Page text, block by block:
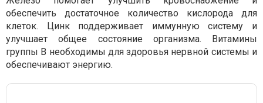
обеспечить достаточное количество кислорода для
клеток. Цинк поддерживает иммунную систему и
улучшает общее состояние организма. Витамины
группы B необходимы для здоровья нервной системы и
обеспечивают энергию.